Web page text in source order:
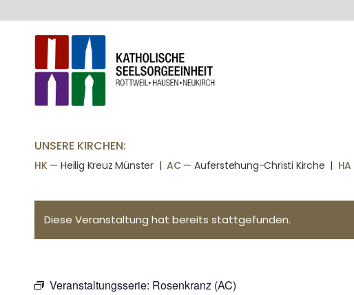
UNSERE KIRCHEN:
HK— Heilig Kreuz Münster |AC— Auferstehung-Christi Kirche | HA
Diese Veranstaltung hat bereits stattgefunden.
Veranstaltungsserie: Rosenkranz (AC)